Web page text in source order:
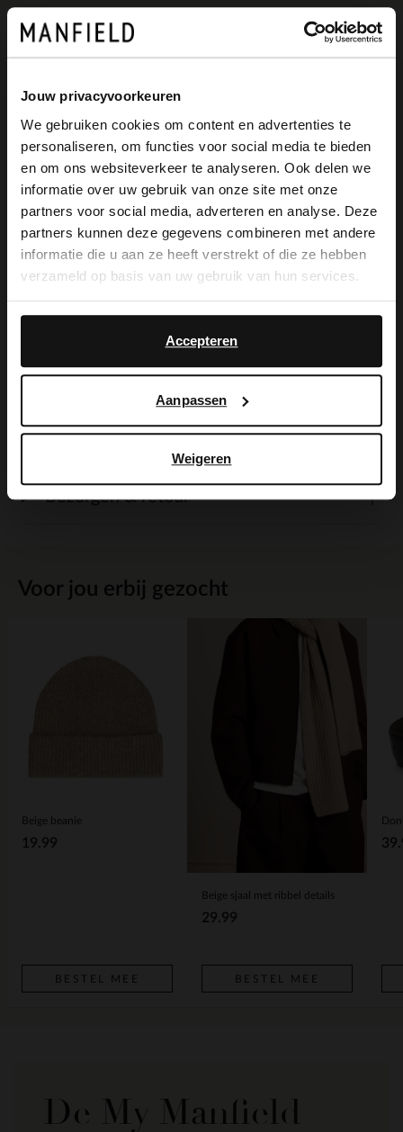
Jouw privacyvoorkeuren
We gebruiken cookies om content en advertenties te
personaliseren, om functies voor social media te bieden
en om ons websiteverkeer te analyseren. Ook delen we
informatie over uw gebruik van onze site met onze
partners voor social media, adverteren en analyse. Deze
partners kunnen deze gegevens combineren met andere
informatie die u aan ze heeft verstrekt of die ze hebben
verzameld op basis van uw gebruik van hun services.
Accepteren
Aanpassen
Weigeren
Voor jou erbij gezocht
Beige beanie
19.99
BESTEL MEE
Beige sjaal met ribbel details
29.99
BESTEL MEE
Omschrijving
Zwarte suède sneakers van Manfield met
vetersluiting en een witte plateauzool van
4 cm. De binnenzool is uitneembaar en
we adviseren als verzorging en
bescherming de suède/nubuck spray in
Bezorgen & retour
De My Manfield
×
View this website in English?
It looks like your language isn't Dutch. Would
you like to switch to English?
English